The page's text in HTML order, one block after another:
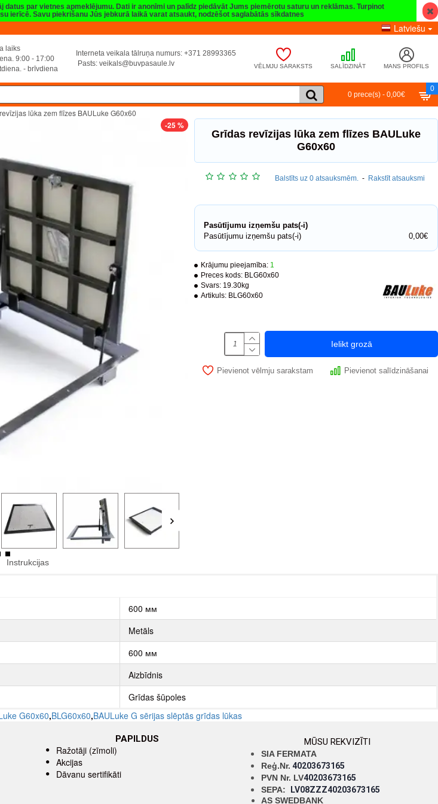
par vietnes apmeklējumu. Dati ir anonīmi un palīdz piedāvāt Jums piemērotu saturu un reklāmas. Turpinot
ierīcē. Savu piekrišanu Jūs jebkurā laikā varat atsaukt, nodzēšot saglabātās sīkdatnes
Latviešu
laiks
9:00 - 17:00
- brīvdiena
Interneta veikala tālruņa numurs: +371 28993365
Pasts: veikals@buvpasaule.lv VĒLMJU SARAKSTS SALĪDZINĀT MANS PROFILS
0 prece(s) - 0,00€
0
lūka zem flīzes BAULuke G60x60
-25 %
Grīdas revīzijas lūka zem flīzes BAULuke
G60x60
Krājumu pieejamība: 1
Preces kods: BLG60x60
Svars: 19.30kg
Artikuls: BLG60x60
Balstīts uz 0 atsauksmēm. - Rakstīt atsauksmi
Pasūtījumu izņemšu pats(-i)
Pasūtījumu izņemšu pats(-i)
0,00€
Ielikt grozā
Pievienot vēlmju sarakstam Pievienot salīdzināšanai
Instrukcijas
600 мм
Metāls
600 мм
Aizbīdnis
Grīdas šūpoles
G60x60,BLG60x60,BAULuke G sērijas slēptās grīdas lūkas
PAPILDUS
Ražotāji (zīmoli)
Akcijas
Dāvanu sertifikāti
MŪSU REKVIZĪTI
SIA FERMATA
Reģ.Nr. 40203673165
PVN Nr. LV40203673165
SEPA:
LV08ZZZ40203673165
AS SWEDBANK